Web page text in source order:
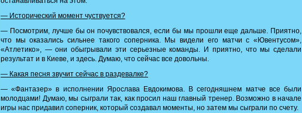
— Исторический момент чуствуется?
— Посмотрим, лучше бы он почувствовался, если бы мы прошли еще дальше. Приятно,
что мы оказались сильнее такого соперника. Мы видели его матчи с «Ювентусом»,
«Атлетико», — они обыгрывали эти серьезные команды. И приятно, что мы сделали
результат и в Киеве, и здесь. Думаю, что сейчас все довольны.
— Какая песня звучит сейчас в раздевалке?
— «Фантазер» в исполнении Ярослава Евдокимова. В сегодняшнем матче все были
молодцами! Думаю, мы сыграли так, как просил наш главный тренер. Возможно в начале
игры нас придавил соперник, который создавал моменты, но затем мы сыграли по счету.